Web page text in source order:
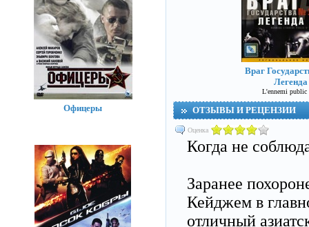
Враг
Легенда
L'ennemi public
ОТЗЫВЫ И РЕЦЕНЗИИ
Оценка
Когда не
Заранее
Кейджем в
отличный
Офицеры